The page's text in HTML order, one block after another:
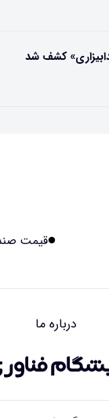
کشف شد
از آب درآمد!
جدید لاغری بر چشم‌ها!
قیمت
درباره ما